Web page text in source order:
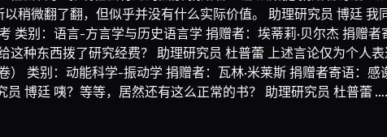
稍微翻了翻，但似乎并没有什么实际价值。 助理研究员 博廷
别：语言-方言学与历史语言学 捐赠者：埃蒂莉·贝尔杰 捐赠
这种东西拨了研究经费？ 助理研究员 杜普蕾 上述言论仅为个人
类别：动能科学-振动学 捐赠者：瓦林·米莱斯 捐赠者寄语：
博廷 咦？等等，居然还有这么正常的书？ 助理研究员 杜普蕾